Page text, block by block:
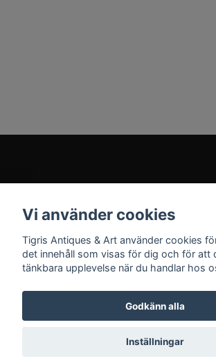
Sociala medier
© 2026 Tigris Antiques & Art
Vi använder cookies
Tigris Antiques & Art använder cookies
det innehåll som visas för dig och för att
tänkbara upplevelse när du handlar hos
Godkänn alla
Inställningar